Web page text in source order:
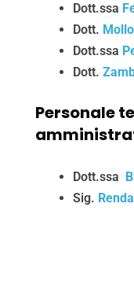
Dott.ssa
Dott.
Dott.ssa
Dott.
Personale
Dott.ssa
Sig.